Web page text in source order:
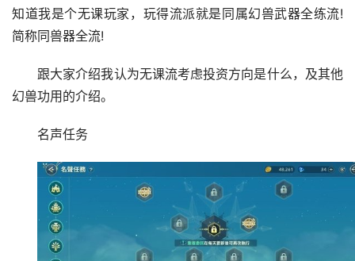
知道我是个无课玩家，玩得流派就是同属幻兽武器全练流!
简称同兽器全流!
跟大家介绍我认为无课流考虑投资方向是什么，及其他
幻兽功用的介绍。
名声任务